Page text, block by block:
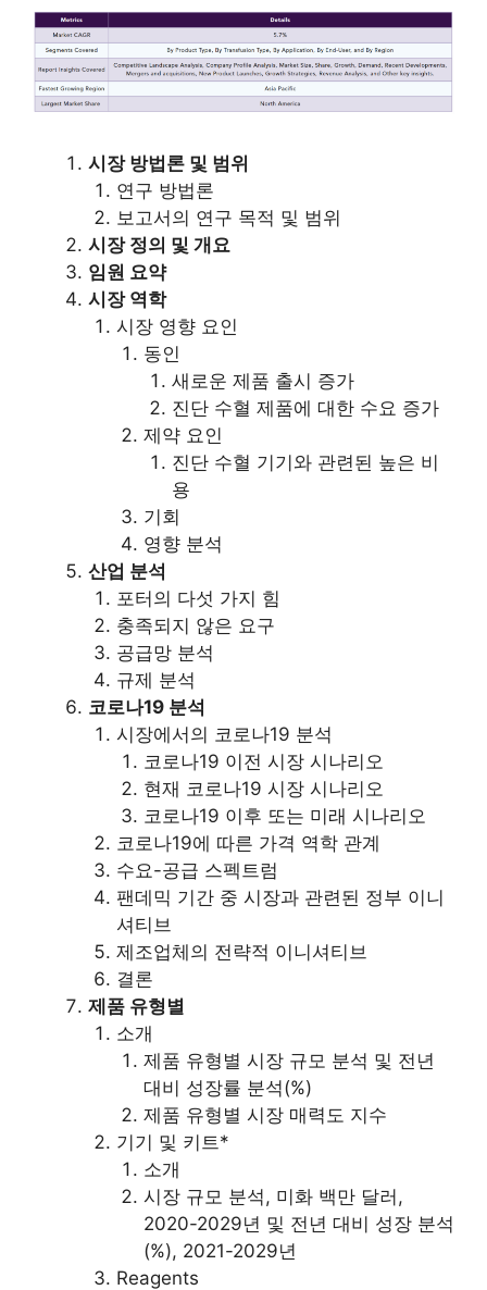
시장 방법론 및 범위
연구 방법론
보고서의 연구 목적 및 범위
시장 정의 및 개요
임원 요약
시장 역학
시장 영향 요인
동인
새로운 제품 출시 증가
진단 수혈 제품에 대한 수요 증가
제약 요인
진단 수혈 기기와 관련된 높은 비
용
기회
영향 분석
산업 분석
포터의 다섯 가지 힘
충족되지 않은 요구
공급망 분석
규제 분석
코로나19 분석
시장에서의 코로나19 분석
코로나19 이전 시장 시나리오
현재 코로나19 시장 시나리오
코로나19 이후 또는 미래 시나리오
코로나19에 따른 가격 역학 관계
수요-공급 스펙트럼
팬데믹 기간 중 시장과 관련된 정부 이니
셔티브
제조업체의 전략적 이니셔티브
결론
제품 유형별
소개
제품 유형별 시장 규모 분석 및 전년
대비 성장률 분석(%)
제품 유형별 시장 매력도 지수
기기 및 키트*
소개
시장 규모 분석, 미화 백만 달러,
2020-2029년 및 전년 대비 성장 분석
(%), 2021-2029년
Reagents